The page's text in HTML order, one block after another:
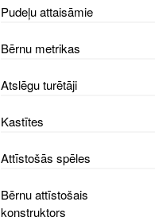
Pudeļu attaisāmie
Bērnu metrikas
Atslēgu turētāji
Kastītes
Attīstošās spēles
Bērnu attīstošais
konstruktors